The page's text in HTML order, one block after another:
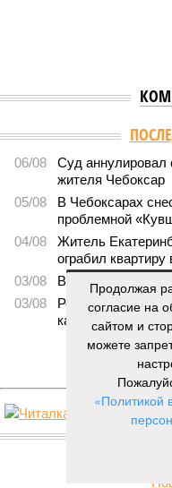
06/08
Суд
жителя Чебоксар
05/08
В Чебоксарах
проблемной
04/08
Житель
ограбил квартиру
03/08
В регионе
03/08
Республика
качеству дорог
Продолжая
согласие на
сайтом и
можете
«Политикой